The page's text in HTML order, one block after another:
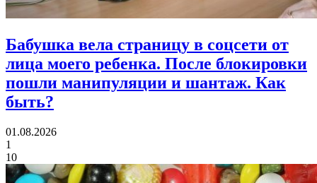
Бабушка вела страницу в соцсети от
лица моего ребенка. После блокировки
пошли манипуляции и шантаж. Как
быть?
01.08.2026
1
10